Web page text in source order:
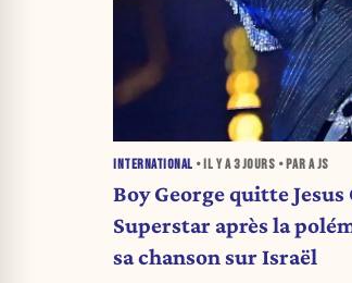
INTERNATIONAL • IL Y A3 JOURS • PAR A JS
Boy George quitte
Superstar après la
sa chanson sur Israël